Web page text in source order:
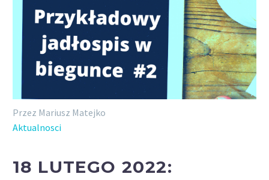
Przez Mariusz Matejko
Aktualnosci
18 LUTEGO 2022: